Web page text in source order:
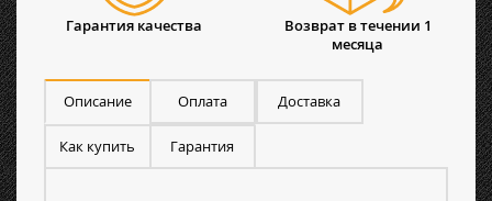
Гарантия качества
Возврат в течении 1
месяца
Описание Оплата Доставка
Как купить Гарантия